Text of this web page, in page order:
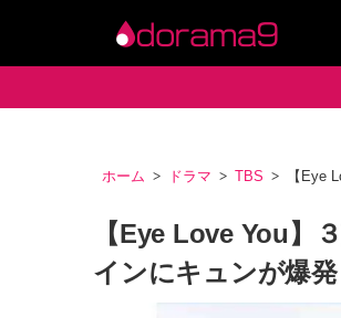
ホーム ドラマ TBS 【Eye
【Eye Love You】
インにキュンが爆発